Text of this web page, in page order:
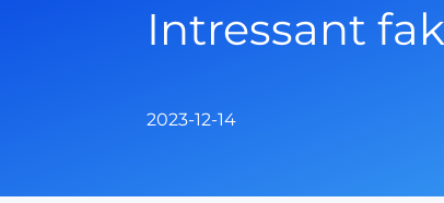
Intressant
2023-12-14